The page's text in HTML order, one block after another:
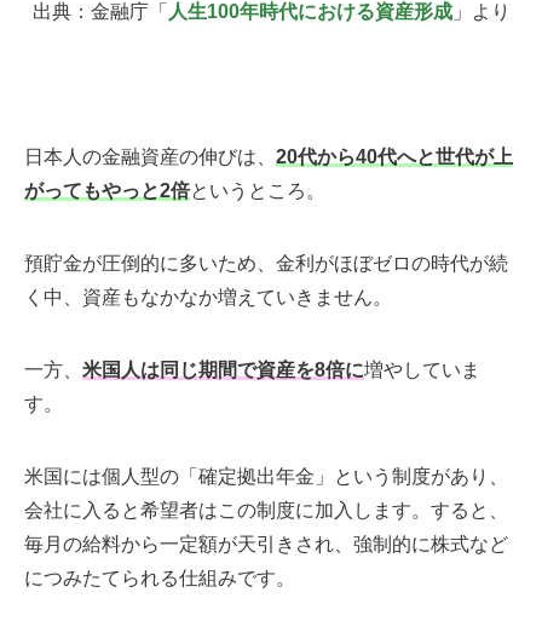
出典：金融庁「 人生100年時代における資産形成」より
日本人の金融資産の伸びは、 20代から40代へと世代が上
がってもやっと2倍というところ。
預貯金が圧倒的に多いため、金利がほぼゼロの時代が続
く中、資産もなかなか増えていきません。
一方、 米国人は同じ期間で資産を8倍に増やしていま
す。
米国には個人型の「確定拠出年金」という制度があり、
会社に入ると希望者はこの制度に加入します。すると、
毎月の給料から一定額が天引きされ、強制的に株式など
につみたてられる仕組みです。